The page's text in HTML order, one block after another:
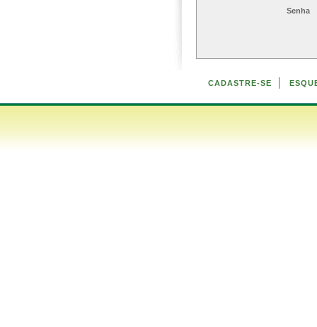
Senha
CADASTRE-SE